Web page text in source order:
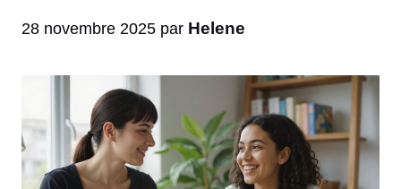
28 novembre 2025 par Helene